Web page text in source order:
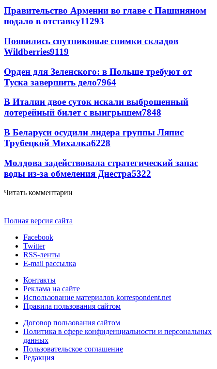
Правительство Армении во главе с Пашиняном
подало в отставку11293
Появились спутниковые снимки складов
Wildberries9119
Орден для Зеленского: в Польше требуют от
Туска завершить дело7964
В Италии двое суток искали выброшенный
лотерейный билет с выигрышем7848
В Беларуси осудили лидера группы Ляпис
Трубецкой Михалка6228
Молдова задействовала стратегический запас
воды из-за обмеления Днестра5322
Читать комментарии
Полная версия сайта
Facebook
Twitter
RSS-ленты
E-mail рассылка
Контакты
Реклама на сайте
Использование материалов korrespondent.net
Правила пользования сайтом
Договор пользования сайтом
Политика в сфере конфиденциальности и персональных
данных
Пользовательское соглашение
Редакция